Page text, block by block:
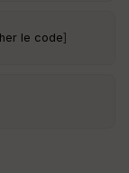
le code]